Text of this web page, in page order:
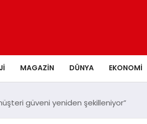
MAGAZIN DÜNYA EKONOMI
güveni yeniden şekilleniyor”